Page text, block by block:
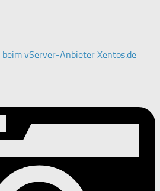
vServer-Anbieter Xentos.de